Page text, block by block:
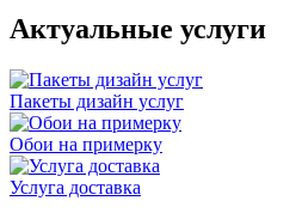
Актуальные услуги
Пакеты дизайн услуг
Обои на примерку
Услуга доставка